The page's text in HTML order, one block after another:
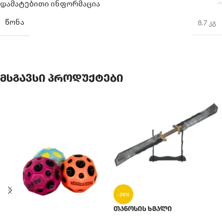
დამატებითი ინფორმაცია
ᲬᲝᲜᲐ
8.7 კგ
მსგავსი პროდუქტები
-20%
თანოსის ხმალი